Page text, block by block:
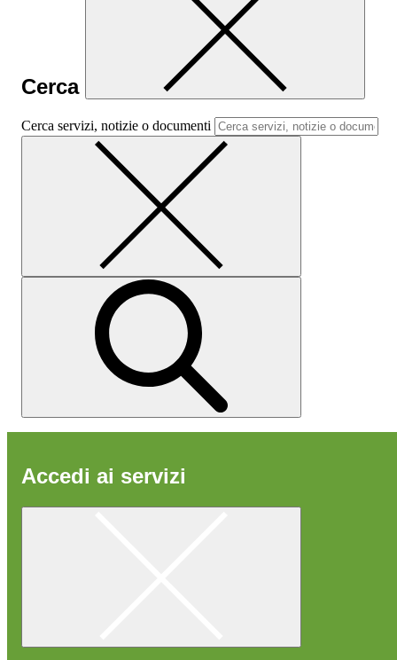
Cerca
Cerca servizi, notizie o documenti
Accedi ai servizi